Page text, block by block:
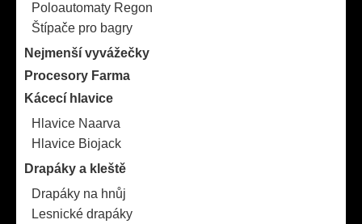
Poloautomaty Regon
Štípače pro bagry
Nejmenší vyvážečky
Procesory Farma
Kácecí hlavice
Hlavice Naarva
Hlavice Biojack
Drapáky a kleště
Drapáky na hnůj
Lesnické drapáky